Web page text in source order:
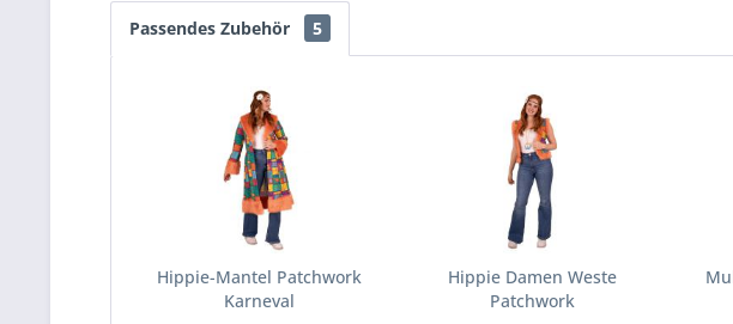
Passendes Zubehör 5
Hippie-Mantel Patchwork
Karneval
Hippie Damen Weste
Patchwork